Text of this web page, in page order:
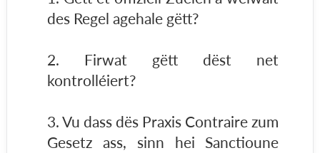
des Regel agehale gëtt?
2. Firwat gëtt dëst net
kontrolléiert?
3. Vu dass dës Praxis Contraire zum
Gesetz ass, sinn hei Sanctioune